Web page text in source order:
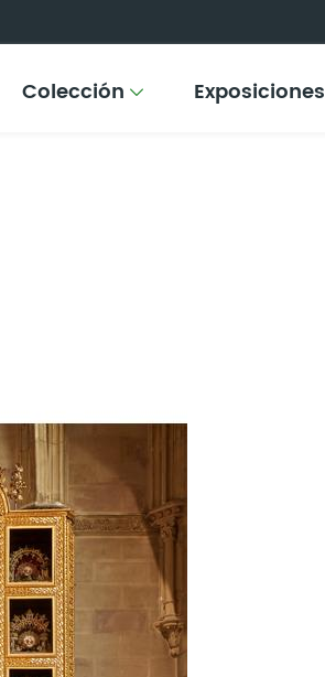
Colección Exposiciones